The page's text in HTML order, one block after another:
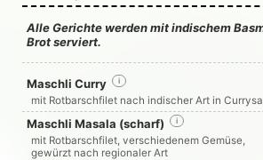
Alle Gerichte werden mit indischem
Brot serviert.
Maschli Curry i
mit Rotbarschfilet nach indischer Art in
Maschli Masala (scharf) i
mit Rotbarschfilet, verschiedenem Gemüse,
gewürzt nach regionaler Art